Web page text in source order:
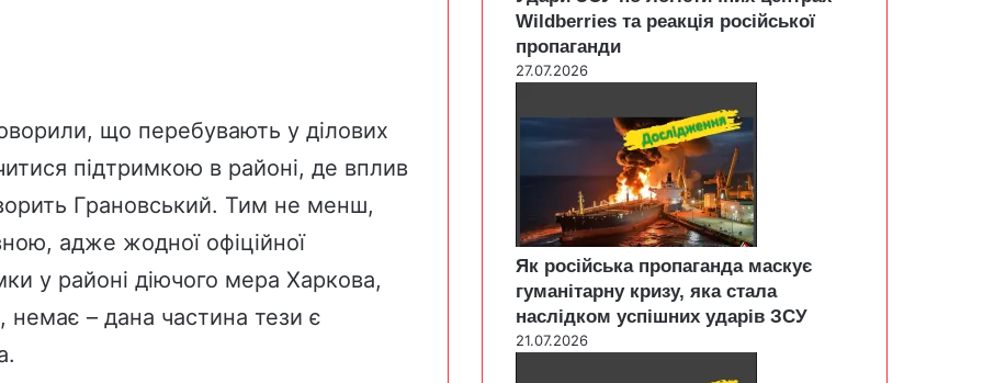
, що перебувають у ділових
підтримкою в районі, де вплив
Грановський. Тим не менш,
адже жодної офіційної
у районі діючого мера Харкова,
немає – дана частина тези є
Wildberries та реакція російської
пропаганди
27.07.2026
Як російська пропаганда маскує
гуманітарну кризу, яка стала
наслідком успішних ударів ЗСУ
21.07.2026